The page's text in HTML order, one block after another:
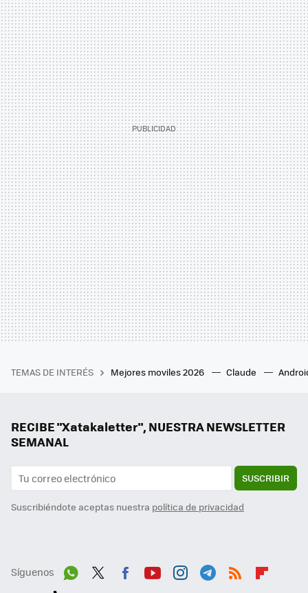
TEMAS DE INTERÉS Mejores moviles 2026 Claude
RECIBE "Xatakaletter", NUESTRA NEWSLETTER
SEMANAL
SUSCRIBIR
Suscribiéndote aceptas nuestra política de privacidad
Síguenos